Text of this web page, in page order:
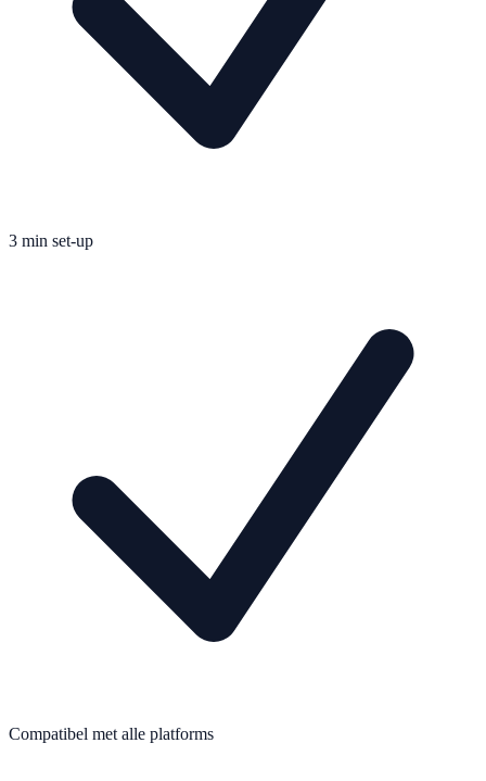
3 min set-up
Compatibel met alle platforms